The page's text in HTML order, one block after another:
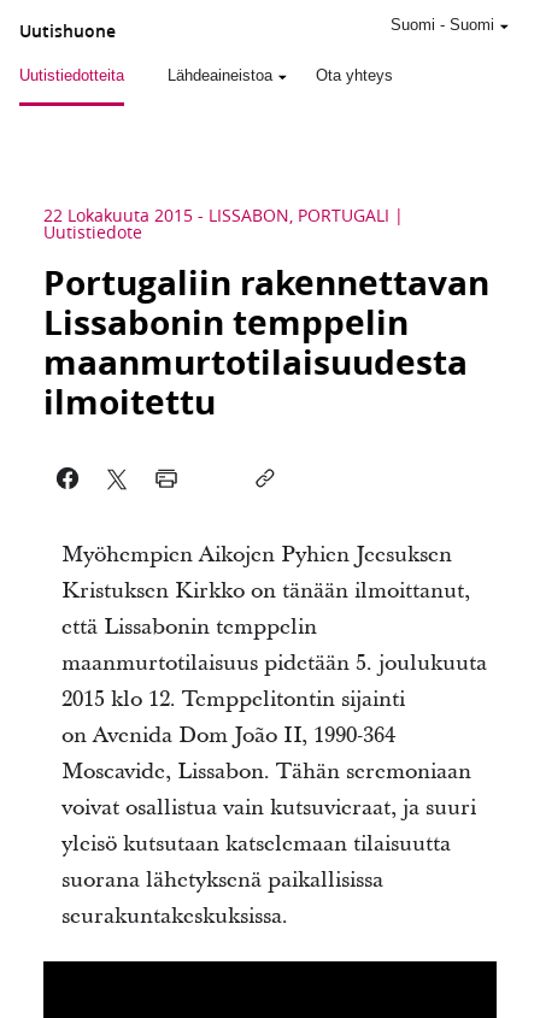
Uutishuone
Uutistiedotteita Lähdeaineistoa Ota yhteys
Suomi - Suomi
22 Lokakuuta 2015 - LISSABON, PORTUGALI
Uutistiedote
Portugaliin rakennettavan
Lissabonin temppelin
maanmurtotilaisuudesta
ilmoitettu
Myöhempien Aikojen Pyhien Jeesuksen
Kristuksen Kirkko on tänään ilmoittanut,
että Lissabonin temppelin
maanmurtotilaisuus pidetään 5. joulukuuta
2015 klo 12. Temppelitontin sijainti
on Avenida Dom João II, 1990-364
Moscavide, Lissabon. Tähän seremoniaan
voivat osallistua vain kutsuvieraat, ja suuri
yleisö kutsutaan katselemaan tilaisuutta
suorana lähetyksenä paikallisissa
seurakuntakeskuksissa.